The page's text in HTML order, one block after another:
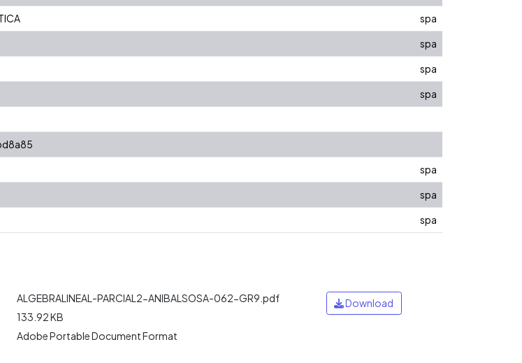
spa
spa
spa
spa
spa
spa
spa
ALGEBRALINEAL-PARCIAL2-ANIBALSOSA-062-GR9.pdf
133.92 KB
Adobe Portable Document Format
Download